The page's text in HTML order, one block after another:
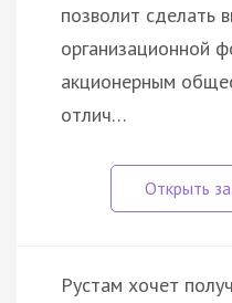
позволит сделать
организационной
акционерным
отлич…
Рустам хочет